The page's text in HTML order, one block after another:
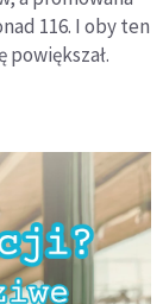
116. I oby ten